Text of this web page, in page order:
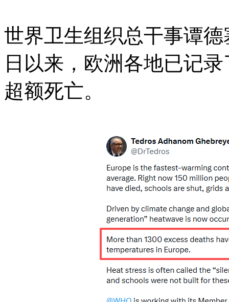
世界卫生组织总干事谭
日以来，欧洲各地已记
超额死亡。